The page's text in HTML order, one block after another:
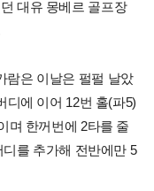
대유 몽베르 골프장
람은 이날은 펄펄 날았
디에 이어 12번 홀(파5)
며 한꺼번에 2타를 줄
를 추가해 전반에만 5